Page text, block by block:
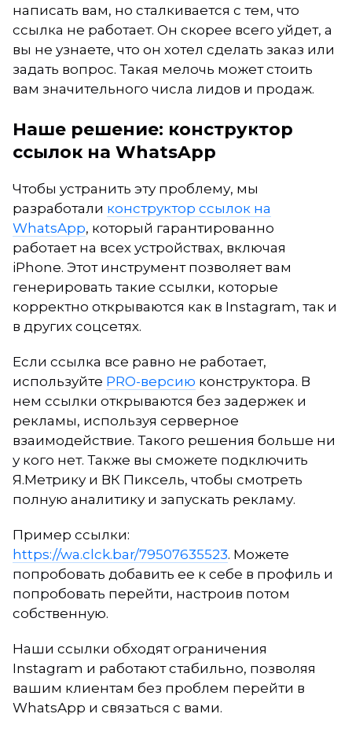
написать вам, но сталкивается с тем, что
ссылка не работает. Он скорее всего уйдет, а
вы не узнаете, что он хотел сделать заказ или
задать вопрос. Такая мелочь может стоить
вам значительного числа лидов и продаж.
Наше решение: конструктор
ссылок на WhatsApp
Чтобы устранить эту проблему, мы
разработали конструктор ссылок на
WhatsApp, который гарантированно
работает на всех устройствах, включая
iPhone. Этот инструмент позволяет вам
генерировать такие ссылки, которые
корректно открываются как в Instagram, так и
в других соцсетях.
Если ссылка все равно не работает,
используйте PRO-версию конструктора. В
нем ссылки открываются без задержек и
рекламы, используя серверное
взаимодействие. Такого решения больше ни
у кого нет. Также вы сможете подключить
Я.Метрику и ВК Пиксель, чтобы смотреть
полную аналитику и запускать рекламу.
Пример ссылки:
https://wa.clck.bar/79507635523. Можете
попробовать добавить ее к себе в профиль и
попробовать перейти, настроив потом
собственную.
Наши ссылки обходят ограничения
Instagram и работают стабильно, позволяя
вашим клиентам без проблем перейти в
WhatsApp и связаться с вами.